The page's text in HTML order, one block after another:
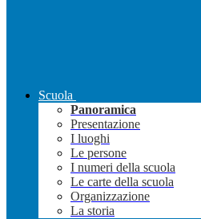
Scuola
Panoramica
Presentazione
I luoghi
Le persone
I numeri della scuola
Le carte della scuola
Organizzazione
La storia